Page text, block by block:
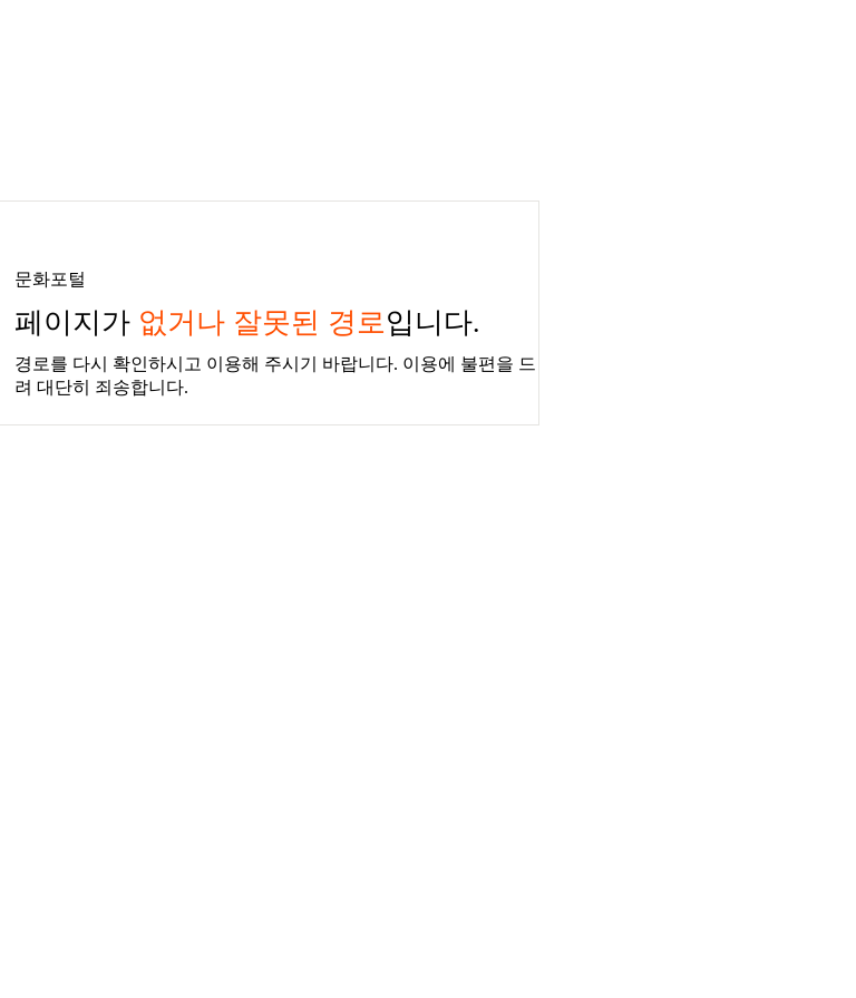
문화포털
페이지가 없거나 잘못된 경로입니다.
경로를 다시 확인하시고 이용해 주시기 바랍니다. 이용에 불편을 드
려 대단히 죄송합니다.